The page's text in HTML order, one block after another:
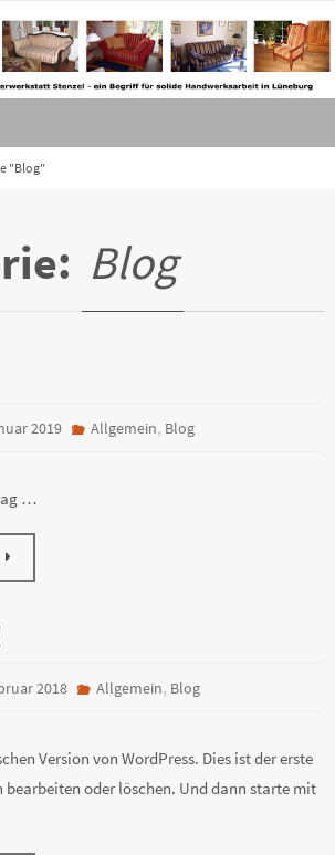
"Blog"
Blog
2019 Allgemein, Blog
…
2018 Allgemein, Blog
Version von WordPress. Dies ist der erste
bearbeiten oder löschen. Und dann starte mit